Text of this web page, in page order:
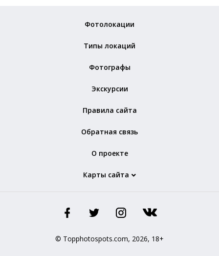
Фотолокации
Типы локаций
Фотографы
Экскурсии
Правила сайта
Обратная связь
О проекте
Карты сайта
© Topphotospots.com, 2026, 18+